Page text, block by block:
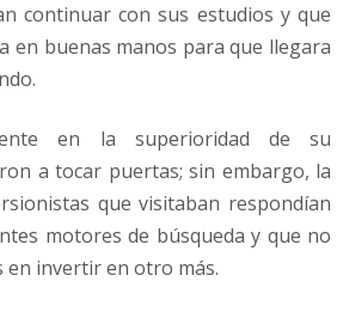
continuar con sus estudios y que
en buenas manos para que llegara
en la superioridad de su
a tocar puertas; sin embargo, la
que visitaban respondían
motores de búsqueda y que no
en invertir en otro más.